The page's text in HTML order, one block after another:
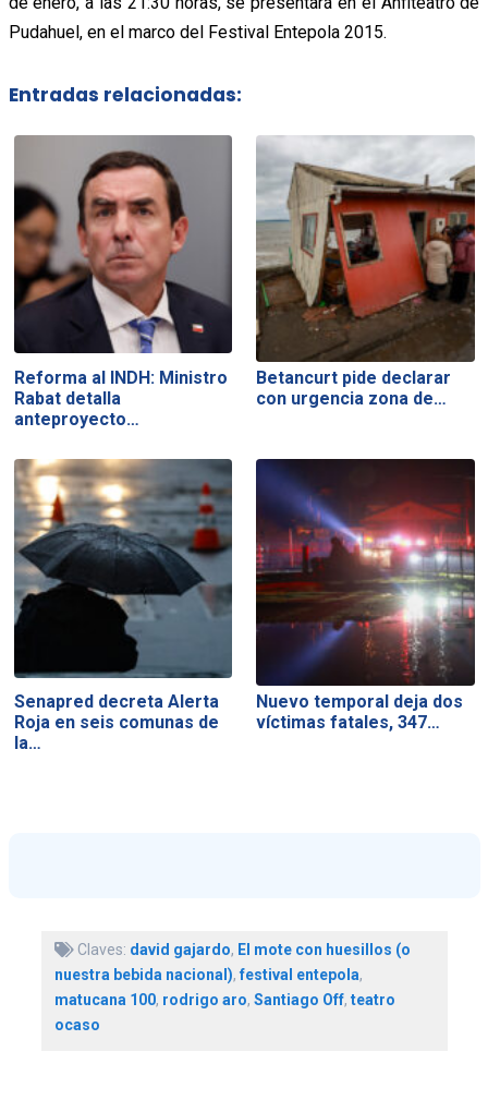
Pudahuel, en el marco del Festival Entepola 2015.
Entradas relacionadas:
Reforma al INDH: Ministro
Rabat detalla
anteproyecto…
Betancurt pide declarar
con urgencia zona de…
Senapred decreta Alerta
Roja en seis comunas de
la…
Nuevo temporal deja dos
víctimas fatales, 347…
Claves: david gajardo, El mote con huesillos (o
nuestra bebida nacional),festival entepola,
matucana 100, rodrigo aro, Santiago Off, teatro
ocaso